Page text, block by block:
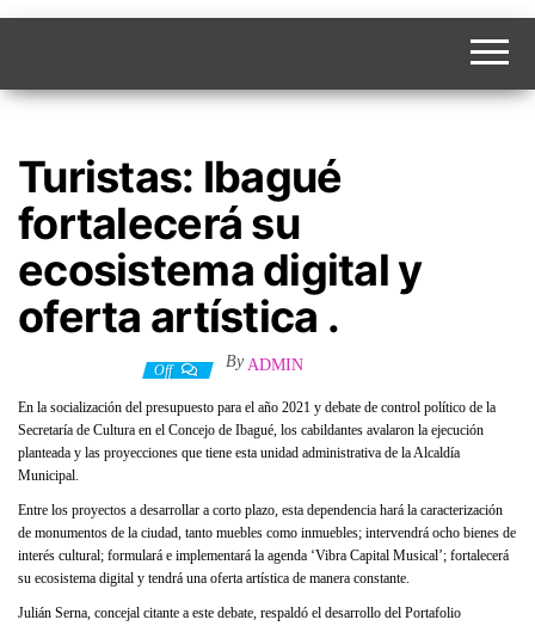
Turistas: Ibagué
fortalecerá su
ecosistema digital y
oferta artística .
Off By ADMIN
En la socialización del presupuesto para el año 2021 y debate de control político de la
Secretaría de Cultura en el Concejo de Ibagué, los cabildantes avalaron la ejecución
planteada y las proyecciones que tiene esta unidad administrativa de la Alcaldía
Municipal.
Entre los proyectos a desarrollar a corto plazo, esta dependencia hará la caracterización
de monumentos de la ciudad, tanto muebles como inmuebles; intervendrá ocho bienes de
interés cultural; formulará e implementará la agenda ‘Vibra Capital Musical’; fortalecerá
su ecosistema digital y tendrá una oferta artística de manera constante.
Julián Serna, concejal citante a este debate, respaldó el desarrollo del Portafolio